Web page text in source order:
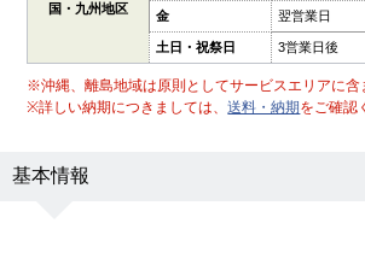
国・九州地区
金 翌営業日
土日・祝祭日 3営業日後
※沖縄、離島地域は原則としてサービスエリアに含
※詳しい納期につきましては、送料・納期をご確認
基本情報